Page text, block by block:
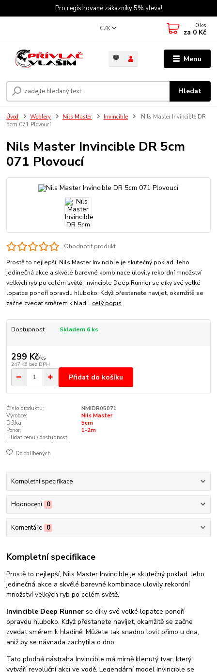
Pro registrované zákazníky 5% sleva!
Menu
CZK
Hledat
0 ks
za 0 Kč
Úvod Woblery Nils Master Invincible
Nils Master Invincible DR
5cm 071 Plovoucí
Nils Master Invincible DR 5cm
071 Plovoucí
Ohodnotit produkt
Prostě to nejlepší, Nils Master Invincible je skutečný poklad. Jeho
jedinečná akce a skvělé barevné kombinace ulovily rekordní množství
velkých ryb po celém světě. Invincible Deep Runner se díky své velké
lopatce ponoří opravdu hluboko. Když přestanete navíjet, okamžitě se
začne zvedat směrem k hlad... celý popis
Dostupnost Skladem 6 ks
299 Kč/ks
247 Kč bez DPH
Přidat do košíku
Číslo produktu:
NMIDR05071
Výrobce:
Nils Master
Délka:
5cm
Ponor:
1-2m
Hlídat cenu / dostupnost
Do oblíbených
Kompletní specifikace
Hodnocení 0
Komentáře 0
Kompletní specifikace
Prostě to nejlepší, Nils Master Invincible je skutečný poklad. Jeho
jedinečná akce a skvělé barevné kombinace ulovily rekordní
množství velkých ryb po celém světě.
Invincible Deep Runner se díky své velké lopatce ponoří
opravdu hluboko. Když přestanete navíjet, okamžitě se začne
zvedat směrem k hladině. Můžete tak snadno lovit přímo u dna,
aniž by se návnada zachytila ​​o dno.
Tato plodná nástraha Invincible má mírně klenutý tvar, který
vytváří revoluční akci ve vodě. Legendární model Invincible se